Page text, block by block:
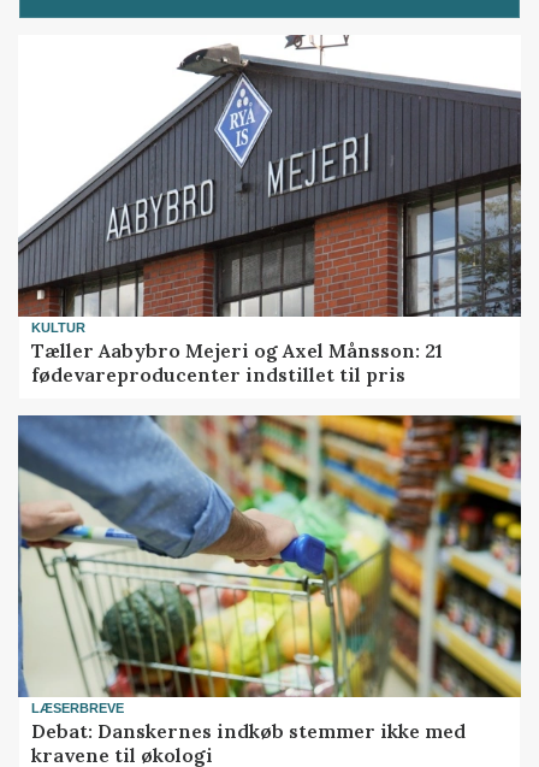
KULTUR
Tæller Aabybro Mejeri og Axel Månsson: 21
fødevareproducenter indstillet til pris
LÆSERBREVE
Debat: Danskernes indkøb stemmer ikke med
kravene til økologi